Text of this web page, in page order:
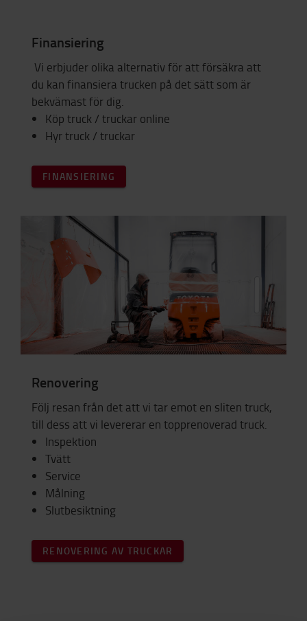
Finansiering
Vi erbjuder olika alternativ för att försäkra att
du kan finansiera trucken på det sätt som är
bekvämast för dig.
Köp truck / truckar online
Hyr truck / truckar
FINANSIERING
Renovering
Följ resan från det att vi tar emot en sliten truck,
till dess att vi levererar en topprenoverad truck.
Inspektion
Tvätt
Service
Målning
Slutbesiktning
RENOVERING AV TRUCKAR